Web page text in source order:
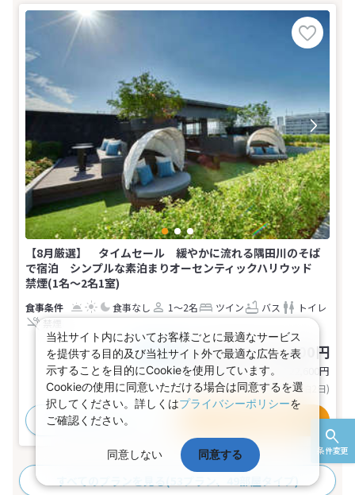
条件変更
【8月厳選】 タイムセール 緩やかに流れる隅田川のそば
で宿泊 シンプルな素泊まりオーセンティックハリウッド
禁煙(1名～2名1室)
食事なし 1～2名 ツイン バス
トイレ
禁煙
おとな1名 税込35,700～61,300円
基本代金合計71,400〜122,600 円
(おとな2名 こども0名・1部屋/1泊2日)
おすすめポイント
当社サイト内においてお客様ごとに最適なサービス
を提供する目的及び当社サイト外で最適な広告を表
示することを目的にCookieを使用しています。
Cookieの使用に同意いただける場合は同意するを選
択してください。詳しくはプライバシーポリシーを
ご確認ください。
同意しない 同意する